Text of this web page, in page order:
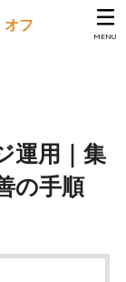
MENU
運用｜集
の手順